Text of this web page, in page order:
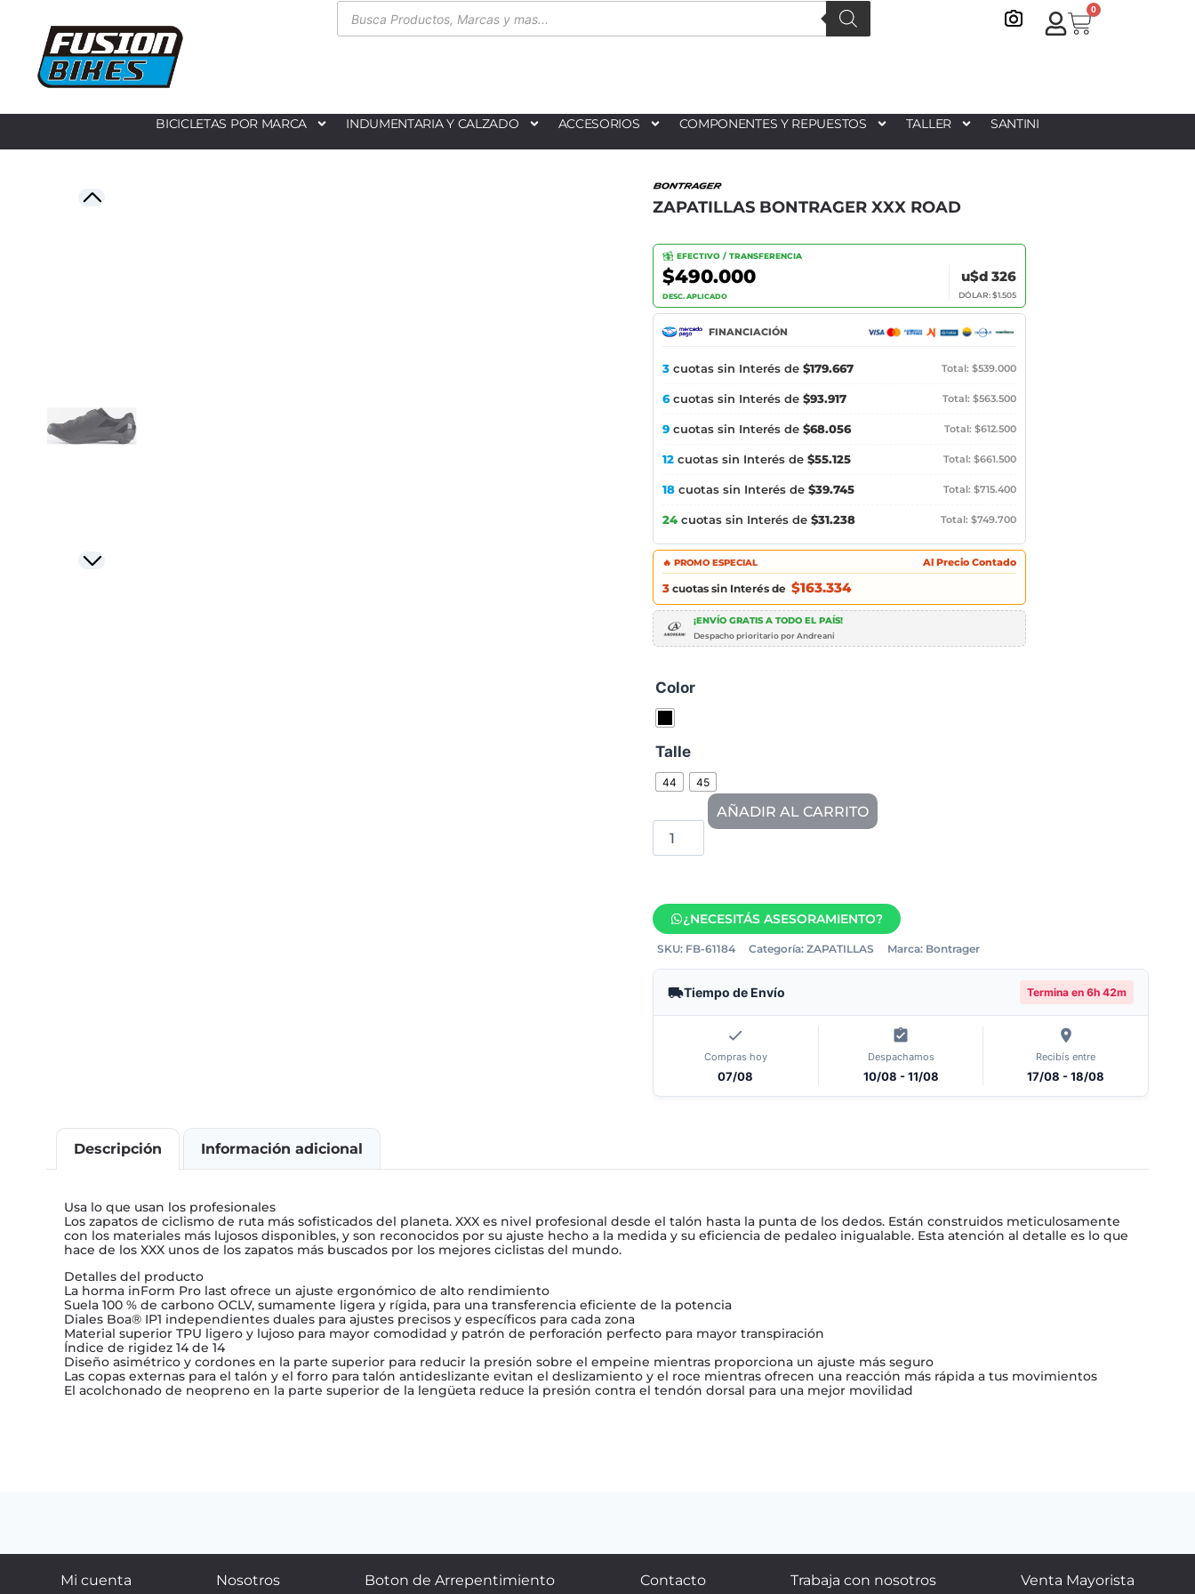
0
BICICLETAS POR MARCA INDUMENTARIA Y CALZADO ACCESORIOS COMPONENTES Y REPUESTOS TALLER SANTINI
ZAPATILLAS BONTRAGER XXX ROAD
EFECTIVO / TRANSFERENCIA
$490.000
DESC. APLICADO
u$d 326
DÓLAR: $1.505
FINANCIACIÓN
3 cuotas sin Interés de $179.667 Total: $539.000
6cuotas sin Interés de $93.917 Total: $563.500
9 cuotas sin Interés de $68.056 Total: $612.500
12 cuotas sin Interés de $55.125 Total: $661.500
18 cuotas sin Interés de $39.745 Total: $715.400
24 cuotas sin Interés de $31.238 Total: $749.700
🔥 PROMO ESPECIAL Al Precio Contado
3 cuotas sin Interés de $163.334
¡ENVÍO GRATIS A TODO EL PAÍS!
Despacho prioritario por Andreani
Color
Talle
44 45
AÑADIR AL CARRITO
¿NECESITÁS ASESORAMIENTO?
SKU: FB-61184 Categoría: ZAPATILLAS Marca: Bontrager
Tiempo de Envío Termina en 6h 42m
Compras hoy
07/08
Despachamos
10/08 - 11/08
Recibís entre
17/08 - 18/08
Descripción Información adicional
Usa lo que usan los profesionales
Los zapatos de ciclismo de ruta más sofisticados del planeta. XXX es nivel profesional desde el talón hasta la punta de los dedos. Están construidos meticulosamente
con los materiales más lujosos disponibles, y son reconocidos por su ajuste hecho a la medida y su eficiencia de pedaleo inigualable. Esta atención al detalle es lo que
hace de los XXX unos de los zapatos más buscados por los mejores ciclistas del mundo.
Detalles del producto
La horma inForm Pro last ofrece un ajuste ergonómico de alto rendimiento
Suela 100 % de carbono OCLV, sumamente ligera y rígida, para una transferencia eficiente de la potencia
Diales Boa® IP1 independientes duales para ajustes precisos y específicos para cada zona
Material superior TPU ligero y lujoso para mayor comodidad y patrón de perforación perfecto para mayor transpiración
Índice de rigidez 14 de 14
Diseño asimétrico y cordones en la parte superior para reducir la presión sobre el empeine mientras proporciona un ajuste más seguro
Las copas externas para el talón y el forro para talón antideslizante evitan el deslizamiento y el roce mientras ofrecen una reacción más rápida a tus movimientos
El acolchonado de neopreno en la parte superior de la lengüeta reduce la presión contra el tendón dorsal para una mejor movilidad
Mi cuenta Nosotros Boton de Arrepentimiento Contacto Trabaja con nosotros Venta Mayorista